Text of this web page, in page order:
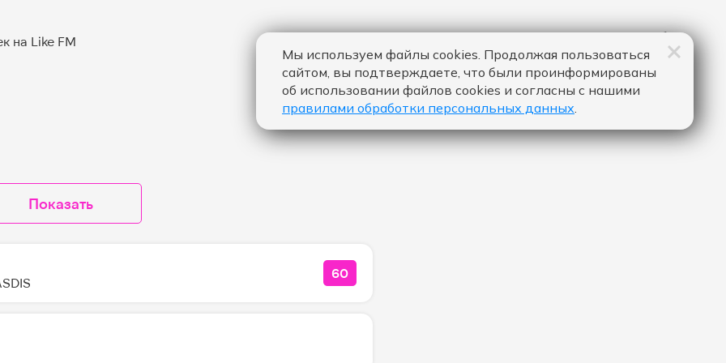
Показать
КОЛИЧЕСТВО ЛАЙКОВ ЗА "BEAT OF YOUR HEART - PURPLE
60
Мы используем файлы cookies. Продолжая пользоваться
сайтом, вы подтверждаете, что были проинформированы
об использовании файлов cookies и согласны с нашими
правилами обработки персональных данных.